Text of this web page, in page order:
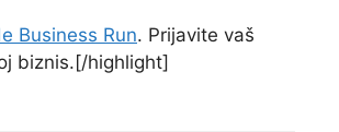
Business Run. Prijavite vaš
biznis.[/highlight]